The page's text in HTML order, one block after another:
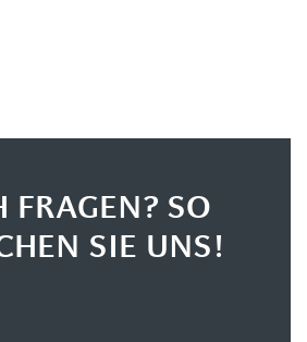
FRAGEN? SO
SIE UNS!